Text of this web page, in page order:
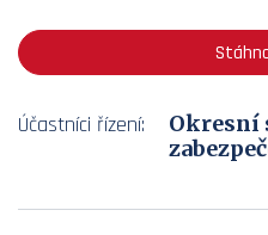
Účastníci řízení:
Okresní